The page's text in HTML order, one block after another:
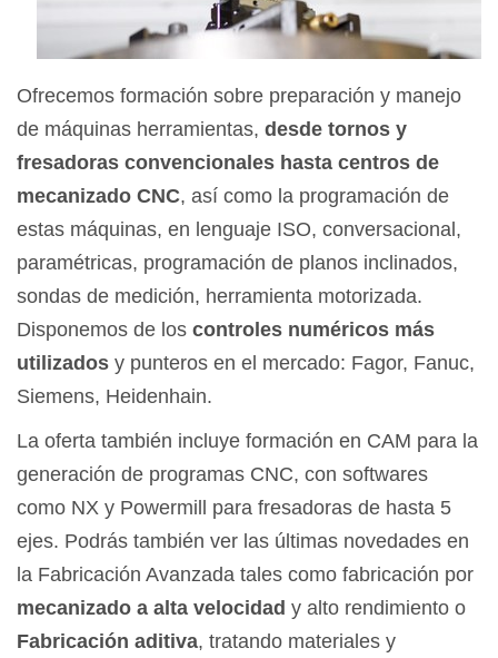
Ofrecemos formación sobre preparación y manejo
de máquinas herramientas, desde tornos y
fresadoras convencionales hasta centros de
mecanizado CNC, así como la programación de
estas máquinas, en lenguaje ISO, conversacional,
paramétricas, programación de planos inclinados,
sondas de medición, herramienta motorizada.
Disponemos de los controles numéricos más
utilizados y punteros en el mercado: Fagor, Fanuc,
Siemens, Heidenhain.
La oferta también incluye formación en CAM para la
generación de programas CNC, con softwares
como NX y Powermill para fresadoras de hasta 5
ejes. Podrás también ver las últimas novedades en
la Fabricación Avanzada tales como fabricación por
mecanizado a alta velocidad y alto rendimiento o
Fabricación aditiva, tratando materiales y